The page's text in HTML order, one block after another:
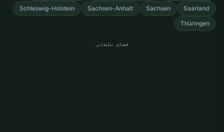
Saarland
Sachsen
Sachsen-Anhalt
Schleswig-Holstein
Thüringen
فضای تبلیغاتی